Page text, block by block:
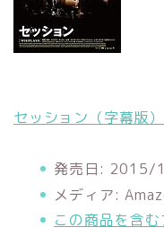
セッション（字幕版）
発売日: 2015/
メディア:
この商品を含